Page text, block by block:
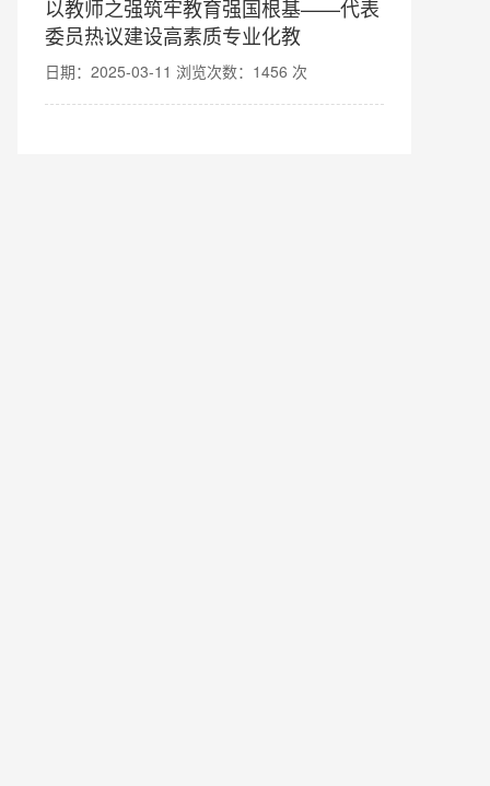
以教师之强筑牢教育强国根基——代表
委员热议建设高素质专业化教
日期：2025-03-11 浏览次数：1456 次